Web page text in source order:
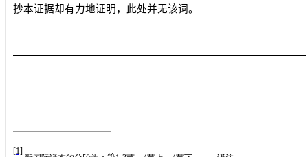
抄本证据却有力地证明，此处并无该词。
[1]